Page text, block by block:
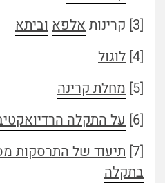
[3] קרינות
אלפא וביתא
[4]
לוגול
[5]
מחלת קרינה
[6]
על התקלה
[7]
תיעוד של התרסקות
בתקלה